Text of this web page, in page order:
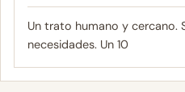
Un trato humano y cercano.
necesidades. Un 10